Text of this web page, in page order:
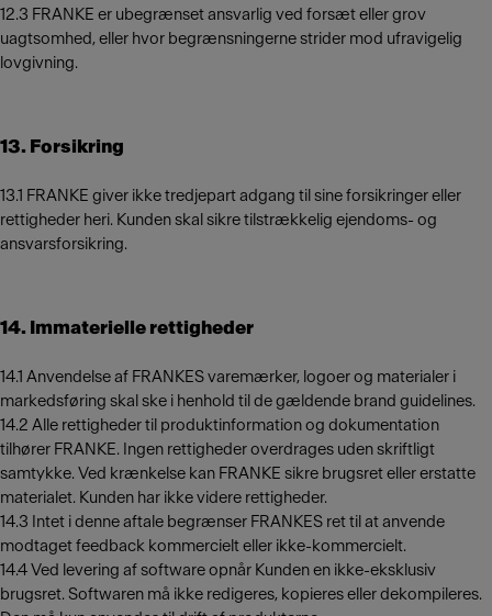
12.3 FRANKE er ubegrænset ansvarlig ved forsæt eller grov
uagtsomhed, eller hvor begrænsningerne strider mod ufravigelig
lovgivning.
13. Forsikring
13.1 FRANKE giver ikke tredjepart adgang til sine forsikringer eller
rettigheder heri. Kunden skal sikre tilstrækkelig ejendoms- og
ansvarsforsikring.
14. Immaterielle rettigheder
14.1 Anvendelse af FRANKES varemærker, logoer og materialer i
markedsføring skal ske i henhold til de gældende brand guidelines.
14.2 Alle rettigheder til produktinformation og dokumentation
tilhører FRANKE. Ingen rettigheder overdrages uden skriftligt
samtykke. Ved krænkelse kan FRANKE sikre brugsret eller erstatte
materialet. Kunden har ikke videre rettigheder.
14.3 Intet i denne aftale begrænser FRANKES ret til at anvende
modtaget feedback kommercielt eller ikke-kommercielt.
14.4 Ved levering af software opnår Kunden en ikke-eksklusiv
brugsret. Softwaren må ikke redigeres, kopieres eller dekompileres.